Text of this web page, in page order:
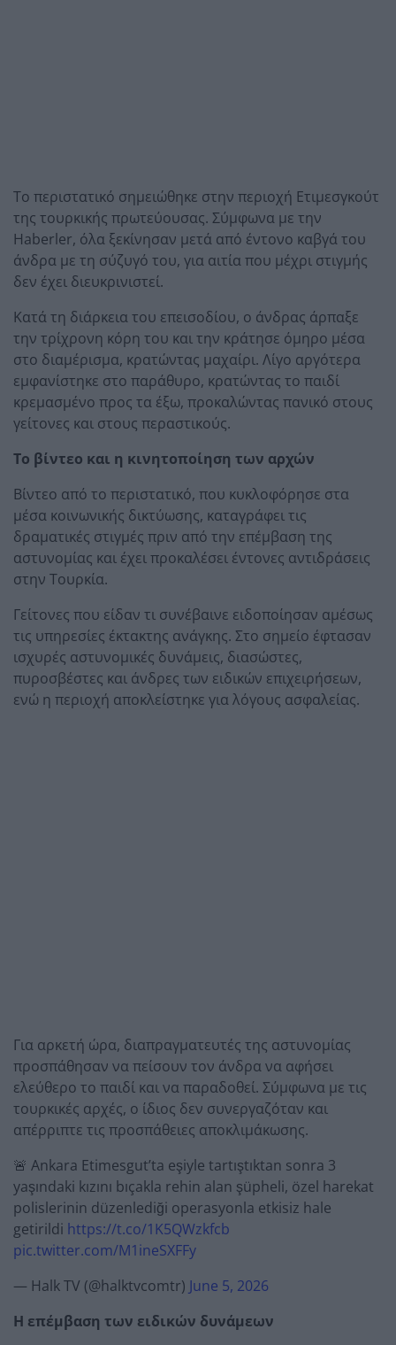
Το περιστατικό σημειώθηκε στην περιοχή Ετιμεσγκούτ
της τουρκικής πρωτεύουσας. Σύμφωνα με την
Haberler, όλα ξεκίνησαν μετά από έντονο καβγά του
άνδρα με τη σύζυγό του, για αιτία που μέχρι στιγμής
δεν έχει διευκρινιστεί.
Κατά τη διάρκεια του επεισοδίου, ο άνδρας άρπαξε
την τρίχρονη κόρη του και την κράτησε όμηρο μέσα
στο διαμέρισμα, κρατώντας μαχαίρι. Λίγο αργότερα
εμφανίστηκε στο παράθυρο, κρατώντας το παιδί
κρεμασμένο προς τα έξω, προκαλώντας πανικό στους
γείτονες και στους περαστικούς.
Το βίντεο και η κινητοποίηση των αρχών
Βίντεο από το περιστατικό, που κυκλοφόρησε στα
μέσα κοινωνικής δικτύωσης, καταγράφει τις
δραματικές στιγμές πριν από την επέμβαση της
αστυνομίας και έχει προκαλέσει έντονες αντιδράσεις
στην Τουρκία.
Γείτονες που είδαν τι συνέβαινε ειδοποίησαν αμέσως
τις υπηρεσίες έκτακτης ανάγκης. Στο σημείο έφτασαν
ισχυρές αστυνομικές δυνάμεις, διασώστες,
πυροσβέστες και άνδρες των ειδικών επιχειρήσεων,
ενώ η περιοχή αποκλείστηκε για λόγους ασφαλείας.
Για αρκετή ώρα, διαπραγματευτές της αστυνομίας
προσπάθησαν να πείσουν τον άνδρα να αφήσει
ελεύθερο το παιδί και να παραδοθεί. Σύμφωνα με τις
τουρκικές αρχές, ο ίδιος δεν συνεργαζόταν και
απέρριπτε τις προσπάθειες αποκλιμάκωσης.
🚨 Ankara Etimesgut’ta eşiyle tartıştıktan sonra 3
yaşındaki kızını bıçakla rehin alan şüpheli, özel harekat
polislerinin düzenlediği operasyonla etkisiz hale
getirildi https://t.co/1K5QWzkfcb
pic.twitter.com/M1ineSXFFy
— Halk TV (@halktvcomtr) June 5, 2026
Η επέμβαση των ειδικών δυνάμεων